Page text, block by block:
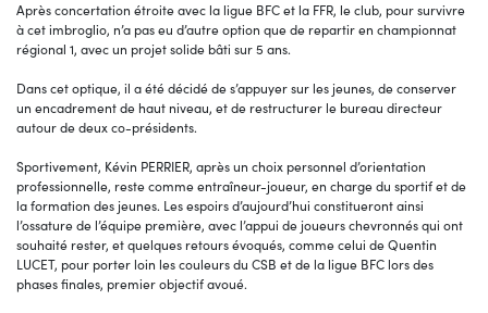
Après concertation étroite avec la ligue BFC et la FFR, le club, pour survivre
à cet imbroglio, n’a pas eu d’autre option que de repartir en championnat
régional 1, avec un projet solide bâti sur 5 ans.
Dans cet optique, il a été décidé de s’appuyer sur les jeunes, de conserver
un encadrement de haut niveau, et de restructurer le bureau directeur
autour de deux co-présidents.
Sportivement, Kévin PERRIER, après un choix personnel d’orientation
professionnelle, reste comme entraîneur-joueur, en charge du sportif et de
la formation des jeunes. Les espoirs d’aujourd’hui constitueront ainsi
l’ossature de l’équipe première, avec l’appui de joueurs chevronnés qui ont
souhaité rester, et quelques retours évoqués, comme celui de Quentin
LUCET, pour porter loin les couleurs du CSB et de la ligue BFC lors des
phases finales, premier objectif avoué.